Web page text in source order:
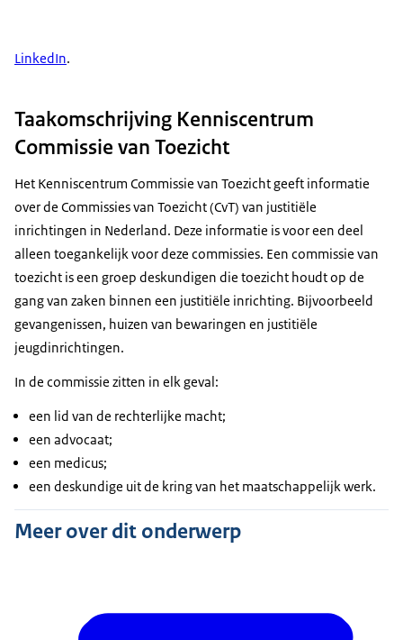
LinkedIn.
Taakomschrijving Kenniscentrum
Commissie van Toezicht
Het Kenniscentrum Commissie van Toezicht geeft informatie
over de Commissies van Toezicht (CvT) van justitiële
inrichtingen in Nederland. Deze informatie is voor een deel
alleen toegankelijk voor deze commissies. Een commissie van
toezicht is een groep deskundigen die toezicht houdt op de
gang van zaken binnen een justitiële inrichting. Bijvoorbeeld
gevangenissen, huizen van bewaringen en justitiële
jeugdinrichtingen.
In de commissie zitten in elk geval:
een lid van de rechterlijke macht;
een advocaat;
een medicus;
een deskundige uit de kring van het maatschappelijk werk.
Meer over dit onderwerp